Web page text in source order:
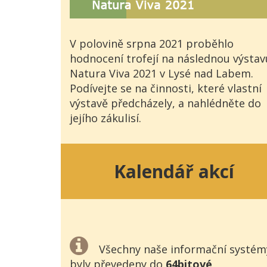
V polovině srpna 2021 proběhlo
hodnocení trofejí na následnou
Natura Viva 2021 v Lysé nad Labem.
Podívejte se na činnosti, které vlastní
výstavě předcházely, a nahlédněte do
jejího zákulisí.
Kalendář akcí
Všechny naše informační
byly převedeny do 64bitové